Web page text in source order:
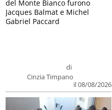
di
Cinzia Timpano
il 08/08/2026
del Monte Bianco furono
Jacques Balmat e Michel
Gabriel Paccard